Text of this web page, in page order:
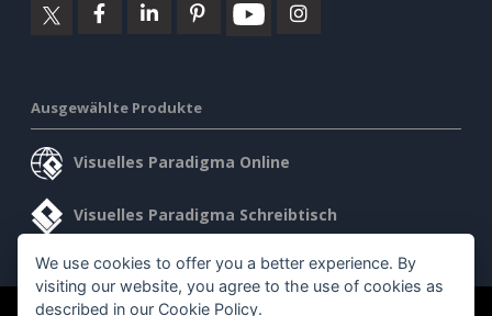
Ausgewählte Produkte
Visuelles Paradigma Online
Visuelles Paradigma Schreibtisch
We use cookies to offer you a better experience. By
visiting our website, you agree to the use of cookies as
described in our Cookie Policy.